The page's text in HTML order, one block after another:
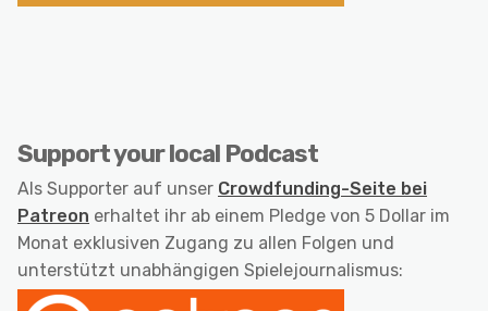
Support your local Podcast
Als Supporter auf unser Crowdfunding-Seite bei
Patreon erhaltet ihr ab einem Pledge von 5 Dollar im
Monat exklusiven Zugang zu allen Folgen und
unterstützt unabhängigen Spielejournalismus: